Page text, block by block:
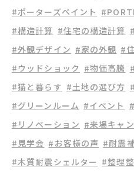
#ポーターズペイント
#構造計算 #住宅の構造計算
#外観デザイン #家の外観 #
#ウッドショック #物価高騰
#猫と暮らす #土地の選び方
#グリーンルーム #イベント
#リノベーション #来場キャ
#見学会 #お客様の声 #耐震
#木質耐震シェルター #整理